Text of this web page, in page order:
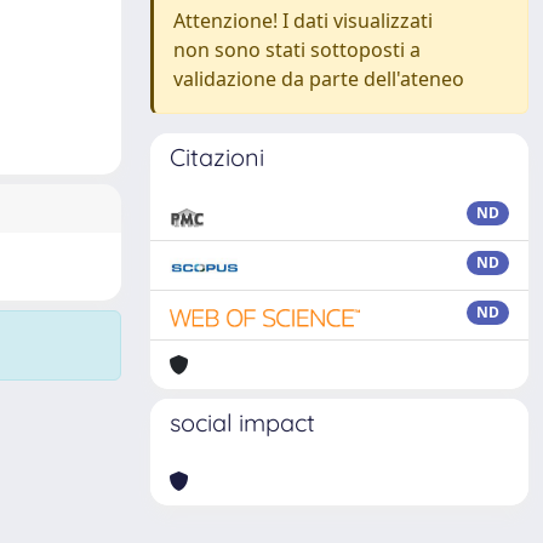
Attenzione! I dati visualizzati
non sono stati sottoposti a
validazione da parte dell'ateneo
Citazioni
ND
ND
ND
social impact